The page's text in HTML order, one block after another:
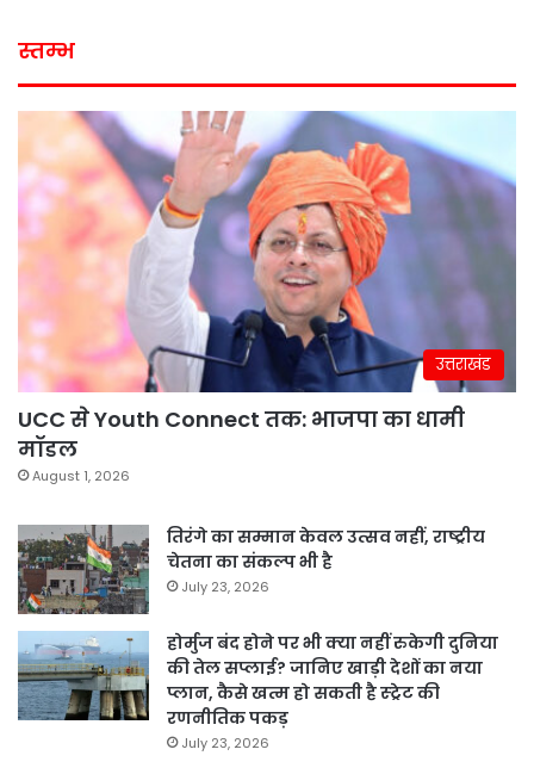
स्तम्भ
उत्तराखंड
UCC से Youth Connect तक: भाजपा का धामी
मॉडल
August 1, 2026
तिरंगे का सम्मान केवल उत्सव नहीं, राष्ट्रीय
चेतना का संकल्प भी है
July 23, 2026
होर्मुज बंद होने पर भी क्या नहीं रुकेगी दुनिया
की तेल सप्लाई? जानिए खाड़ी देशों का नया
प्लान, कैसे खत्म हो सकती है स्ट्रेट की
रणनीतिक पकड़
July 23, 2026